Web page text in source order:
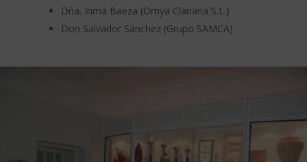
Dña. Inma Baeza (Omya Clariana S.L.)
Don Salvador Sánchez (Grupo SAMCA)